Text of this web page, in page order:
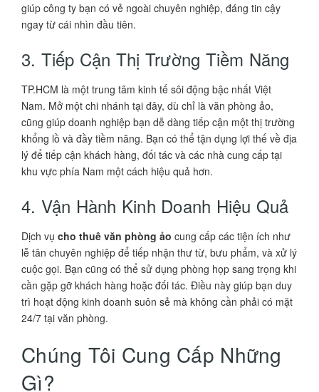
giúp công ty bạn có vẻ ngoài chuyên nghiệp, đáng tin cậy
ngay từ cái nhìn đầu tiên.
3. Tiếp Cận Thị Trường Tiềm Năng
TP.HCM là một trung tâm kinh tế sôi động bậc nhất Việt
Nam. Mở một chi nhánh tại đây, dù chỉ là văn phòng ảo,
cũng giúp doanh nghiệp bạn dễ dàng tiếp cận một thị trường
khổng lồ và đầy tiềm năng. Bạn có thể tận dụng lợi thế về địa
lý để tiếp cận khách hàng, đối tác và các nhà cung cấp tại
khu vực phía Nam một cách hiệu quả hơn.
4. Vận Hành Kinh Doanh Hiệu Quả
Dịch vụ cho thuê văn phòng ảo cung cấp các tiện ích như
lễ tân chuyên nghiệp để tiếp nhận thư từ, bưu phẩm, và xử lý
cuộc gọi. Bạn cũng có thể sử dụng phòng họp sang trọng khi
cần gặp gỡ khách hàng hoặc đối tác. Điều này giúp bạn duy
trì hoạt động kinh doanh suôn sẻ mà không cần phải có mặt
24/7 tại văn phòng.
Chúng Tôi Cung Cấp Những
Gì?